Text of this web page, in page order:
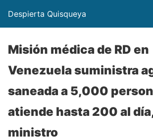
Despierta Quisqueya
Misión médica de RD en
Venezuela suministra
saneada a 5,000
atiende hasta 200 al
ministro